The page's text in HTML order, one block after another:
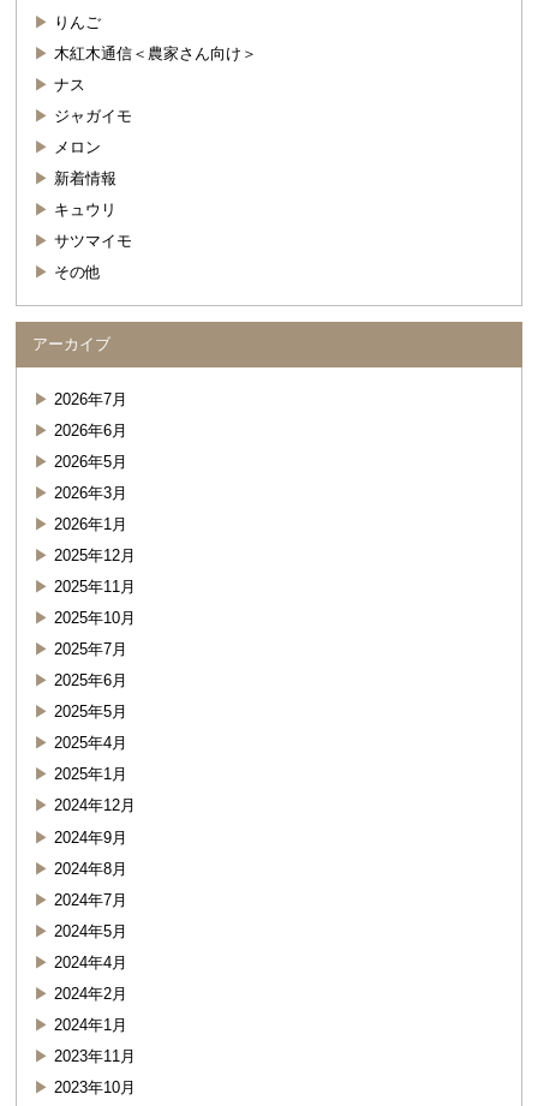
りんご
木紅木通信＜農家さん向け＞
ナス
ジャガイモ
メロン
新着情報
キュウリ
サツマイモ
その他
アーカイブ
2026年7月
2026年6月
2026年5月
2026年3月
2026年1月
2025年12月
2025年11月
2025年10月
2025年7月
2025年6月
2025年5月
2025年4月
2025年1月
2024年12月
2024年9月
2024年8月
2024年7月
2024年5月
2024年4月
2024年2月
2024年1月
2023年11月
2023年10月